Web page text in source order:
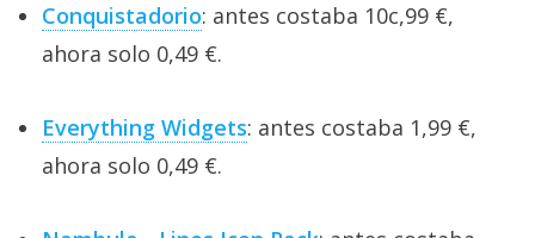
Conquistadorio: antes costaba 10c,99 €,
ahora solo 0,49 €.
Everything Widgets: antes costaba 1,99 €,
ahora solo 0,49 €.